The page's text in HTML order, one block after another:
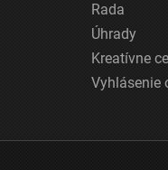
Rada
Úhrady
Kreatívne
Vyhlásenie